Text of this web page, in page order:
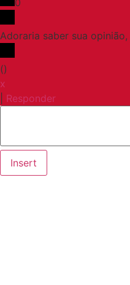
0
Adoraria saber sua
()
x
Responder
Insert